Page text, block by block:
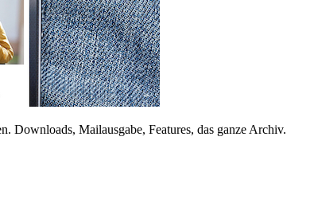
Downloads, Mailausgabe, Features, das ganze Archiv.